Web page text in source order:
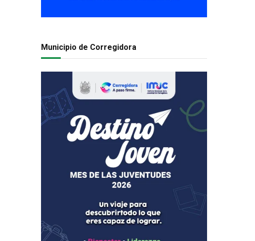
Municipio de Corregidora